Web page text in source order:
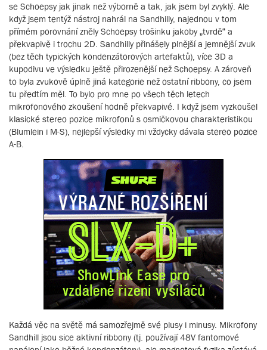
se Schoepsy jak jinak než výborně a tak, jak jsem byl zvyklý. Ale
když jsem tentýž nástroj nahrál na Sandhilly, najednou v tom
přímém porovnání zněly Schoepsy trošinku jakoby „tvrdě“ a
překvapivě i trochu 2D. Sandhilly přinášely plnější a jemnější zvuk
(bez těch typických kondenzátorových artefaktů), více 3D a
kupodivu ve výsledku ještě přirozenější než Schoepsy. A zároveň
to byla zvukově úplně jiná kategorie než ostatní ribbony, co jsem
tu předtím měl. To bylo pro mne po všech těch letech
mikrofonového zkoušení hodně překvapivé. I když jsem vyzkoušel
klasické stereo pozice mikrofonů s osmičkovou charakteristikou
(Blumlein i M-S), nejlepší výsledky mi vždycky dávala stereo pozice
A-B.
Každá věc na světě má samozřejmě své plusy i minusy. Mikrofony
Sandhill jsou sice aktivní ribbony (tj. používají 48V fantomové